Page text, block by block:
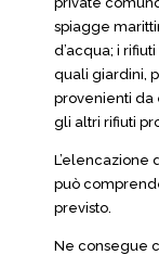
spiagge
d’acqua; i
quali giardini,
provenienti da
gli altri rifiuti
L’elencazione
può
previsto.
Ne consegue